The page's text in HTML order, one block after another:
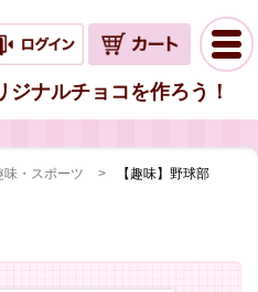
ナルチョコを作ろう！
味・スポーツ 【趣味】野球部